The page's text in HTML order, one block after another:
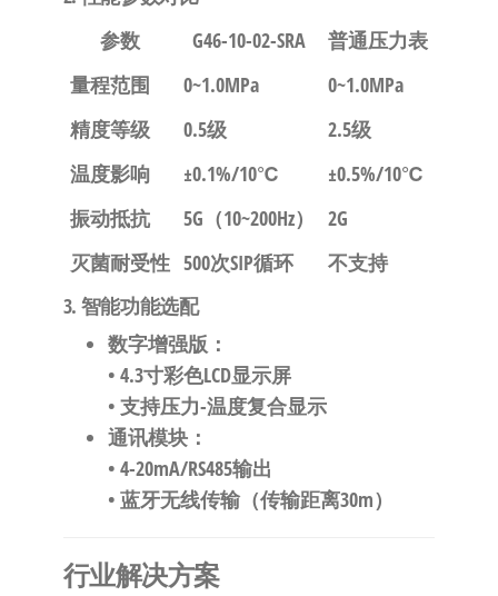
参数
G46-10-02-SRA
普通压力表
量程范围
0~1.0MPa
0~1.0MPa
精度等级
0.5级
2.5级
温度影响
±0.1%/10℃
±0.5%/10℃
振动抵抗
5G（10~200Hz）
2G
灭菌耐受性 500次SIP循环
不支持
3. 智能功能选配
数字增强版 ：
• 4.3寸彩色LCD显示屏
• 支持压力-温度复合显示
通讯模块：
• 4-20mA/RS485输出
• 蓝牙无线传输（传输距离30m）
行业解决方案